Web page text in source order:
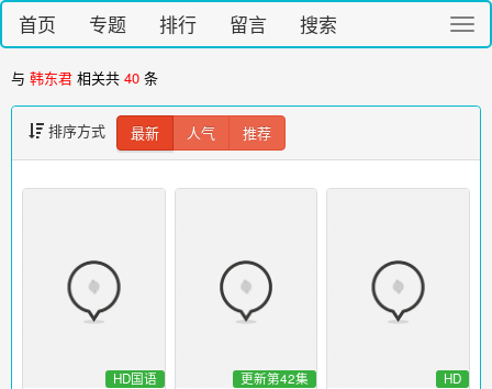
切
换
首页 专题 排行 留言 搜索
与 韩东君 相关共 40 条
排序方式 最新 人气 推荐
HD国语 更新第42集 HD